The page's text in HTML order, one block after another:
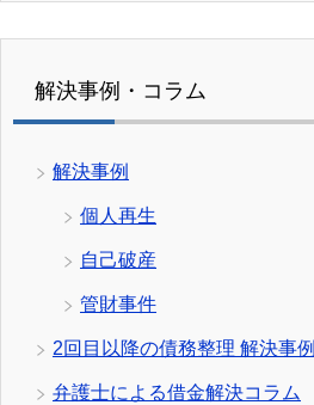
解決事例・コラム
解決事例
個人再生
自己破産
管財事件
2回目以降の債務整理 解決事例
弁護士による借金解決コラム